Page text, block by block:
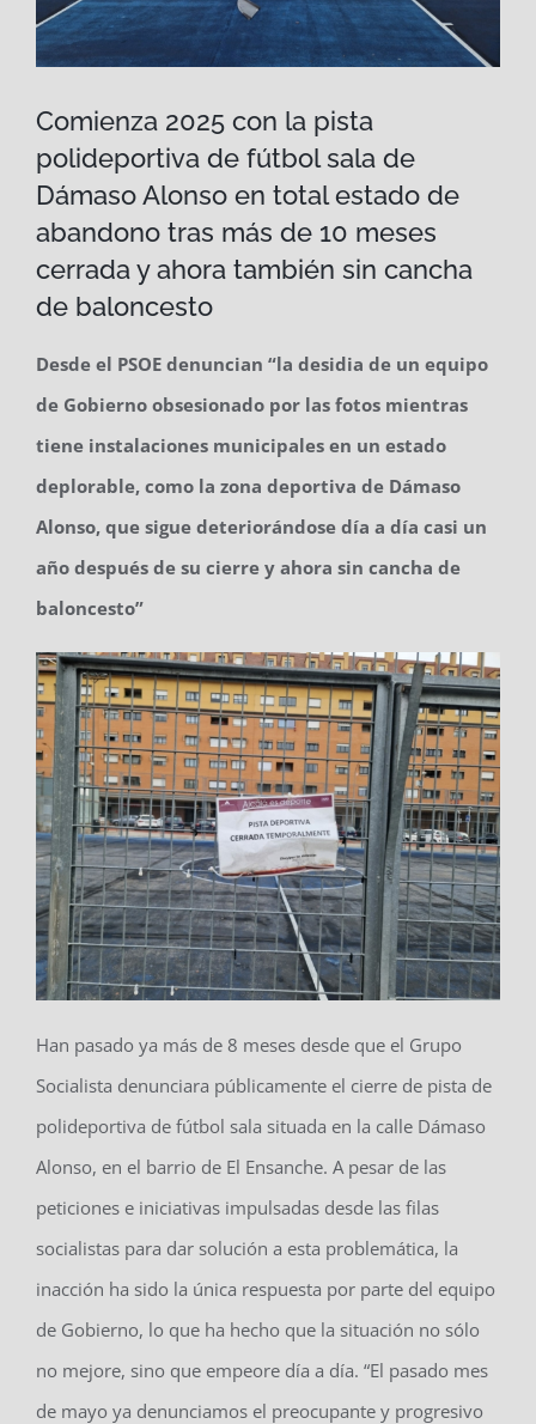
Comienza 2025 con la pista
polideportiva de fútbol sala de
Dámaso Alonso en total estado de
abandono tras más de 10 meses
cerrada y ahora también sin cancha
de baloncesto
Desde el PSOE denuncian “la desidia de un equipo
de Gobierno obsesionado por las fotos mientras
tiene instalaciones municipales en un estado
deplorable, como la zona deportiva de Dámaso
Alonso, que sigue deteriorándose día a día casi un
año después de su cierre y ahora sin cancha de
baloncesto”
Han pasado ya más de 8 meses desde que el Grupo
Socialista denunciara públicamente el cierre de pista de
polideportiva de fútbol sala situada en la calle Dámaso
Alonso, en el barrio de El Ensanche. A pesar de las
peticiones e iniciativas impulsadas desde las filas
socialistas para dar solución a esta problemática, la
inacción ha sido la única respuesta por parte del equipo
de Gobierno, lo que ha hecho que la situación no sólo
no mejore, sino que empeore día a día. “El pasado mes
de mayo ya denunciamos el preocupante y progresivo